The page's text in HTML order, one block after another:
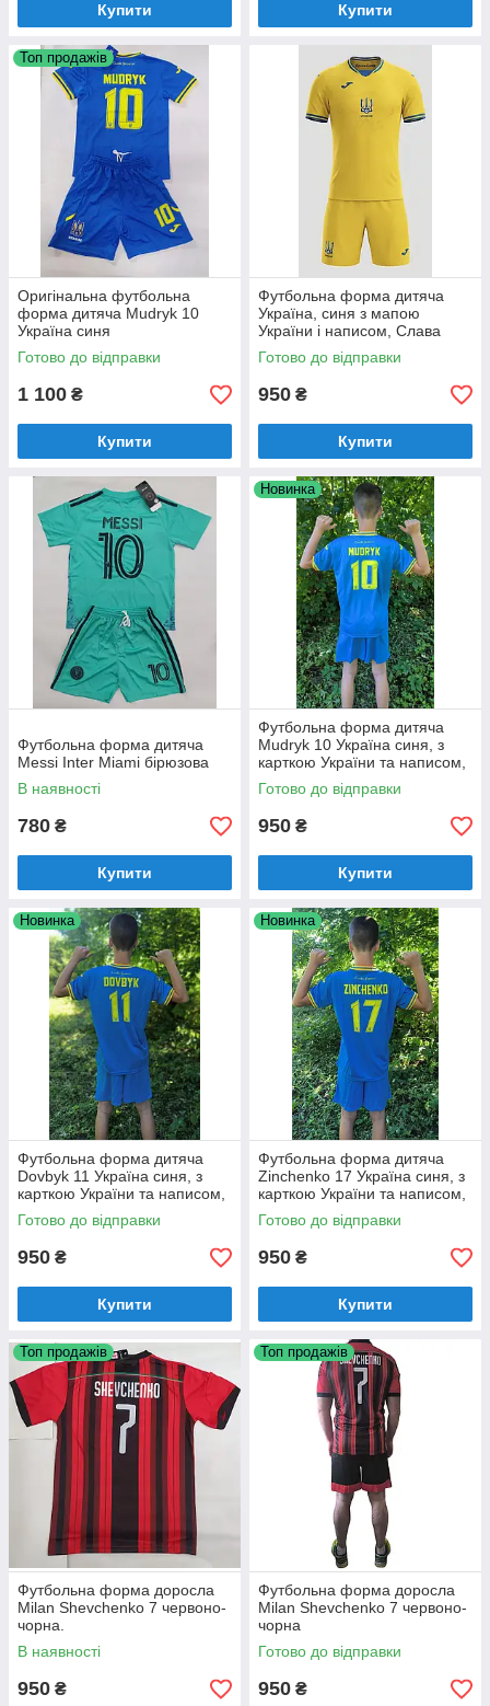
Купити Купити
Топ продажів
Оригінальна футбольна
форма дитяча Mudryk 10
Україна синя
Готово до відправки
1 100 ₴
Купити
Футбольна форма дитяча
Україна, синя з мапою
України і написом, Слава
Україні Героям Слава
Готово до відправки
950 ₴
Купити
Футбольна форма дитяча
Messi Inter Miami бірюзова
В наявності
780 ₴
Купити
Новинка
Футбольна форма дитяча
Mudryk 10 Україна синя, з
карткою України та написом,
Слава Україні
Готово до відправки
950 ₴
Купити
Новинка
Футбольна форма дитяча
Dovbyk 11 Україна синя, з
карткою України та написом,
Слава Україні
Готово до відправки
950 ₴
Купити
Новинка
Футбольна форма дитяча
Zinchenko 17 Україна синя, з
карткою України та написом,
Слава Україні
Готово до відправки
950 ₴
Купити
Топ продажів
Футбольна форма доросла
Milan Shevchenko 7 червоно-
чорна.
В наявності
950 ₴
Топ продажів
Футбольна форма доросла
Milan Shevchenko 7 червоно-
чорна
Готово до відправки
950 ₴